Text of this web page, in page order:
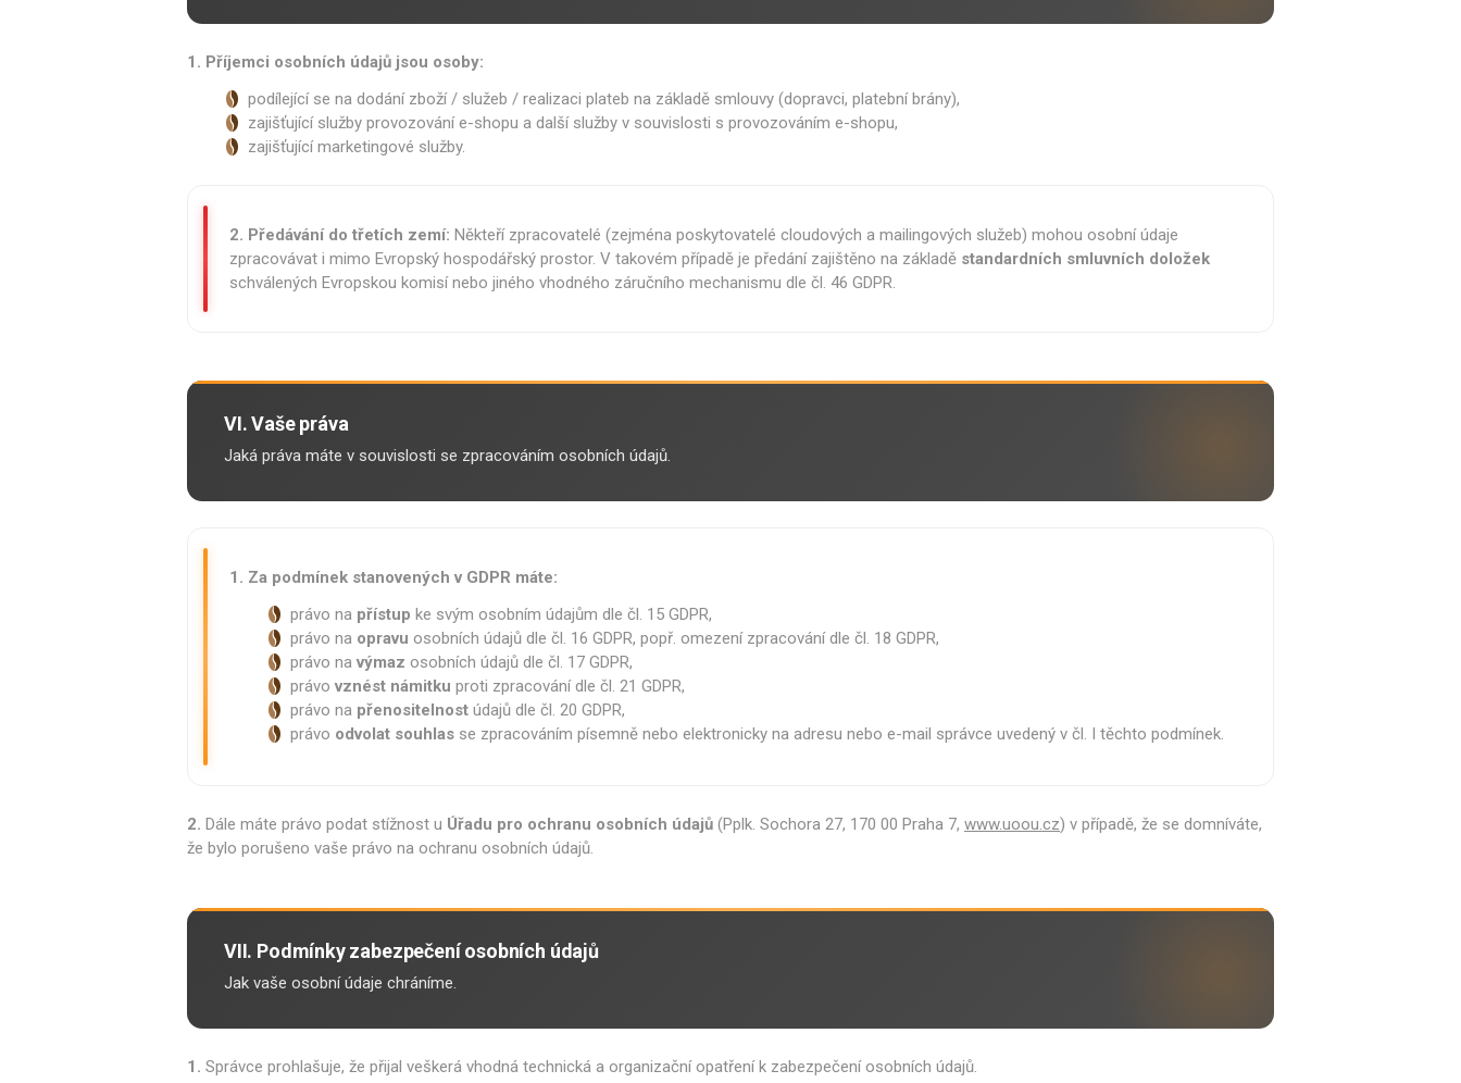
1. Příjemci osobních údajů jsou osoby:
podílející se na dodání zboží / služeb / realizaci plateb na základě smlouvy (dopravci, platební brány),
zajišťující služby provozování e-shopu a další služby v souvislosti s provozováním e-shopu,
zajišťující marketingové služby.
2. Předávání do třetích zemí: Někteří zpracovatelé (zejména poskytovatelé cloudových a mailingových služeb) mohou osobní údaje
zpracovávat i mimo Evropský hospodářský prostor. V takovém případě je předání zajištěno na základě standardních smluvních doložek
schválených Evropskou komisí nebo jiného vhodného záručního mechanismu dle čl. 46 GDPR.
VI. Vaše práva
Jaká práva máte v souvislosti se zpracováním osobních údajů.
1. Za podmínek stanovených v GDPR máte:
právo na pří­stup ke svým osobním údajům dle čl. 15 GDPR,
právo na opravu osobních údajů dle čl. 16 GDPR, popř. omezení zpracování dle čl. 18 GDPR,
právo na výmaz osobních údajů dle čl. 17 GDPR,
právo vznést námitku proti zpracování dle čl. 21 GDPR,
právo na přenositelnost údajů dle čl. 20 GDPR,
právo odvolat souhlas se zpracováním písemně nebo elektronicky na adresu nebo e-mail správce uvedený v čl. I těchto podmínek.
2. Dále máte právo podat stížnost u Úřadu pro ochranu osobních údajů (Pplk. Sochora 27, 170 00 Praha 7, www.uoou.cz) v případě, že se domníváte,
že bylo porušeno vaše právo na ochranu osobních údajů.
VII. Podmínky zabezpečení osobních údajů
Jak vaše osobní údaje chráníme.
1. Správce prohlašuje, že přijal veškerá vhodná technická a organizační opatření k zabezpečení osobních údajů.